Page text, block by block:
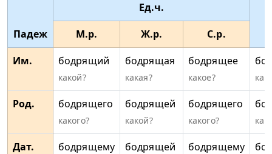
Падеж
Ед.ч.
М.р. Ж.р.
С.р.
Им.
бодрящий
какой?
бодрящая
какая?
бодрящее
какое?
Род. бодрящего
какого?
бодрящей
какой?
бодрящего
какого?
Дат. бодрящему бодрящей бодрящему